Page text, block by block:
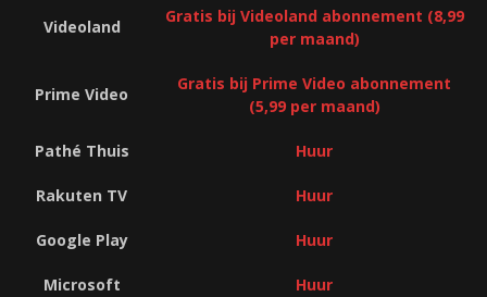
Videoland
Gratis bij Videoland abonnement (8,99
per maand)
Prime Video
Gratis bij Prime Video abonnement
(5,99 per maand)
Pathé Thuis Huur
Rakuten TV Huur
Google Play Huur
Microsoft Huur